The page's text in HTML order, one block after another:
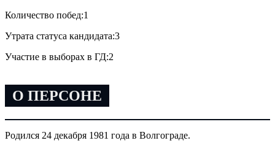
Количество побед:1
Утрата статуса кандидата:3
Участие в выборах в ГД:2
О ПЕРСОНЕ
Родился 24 декабря 1981 года в Волгограде.